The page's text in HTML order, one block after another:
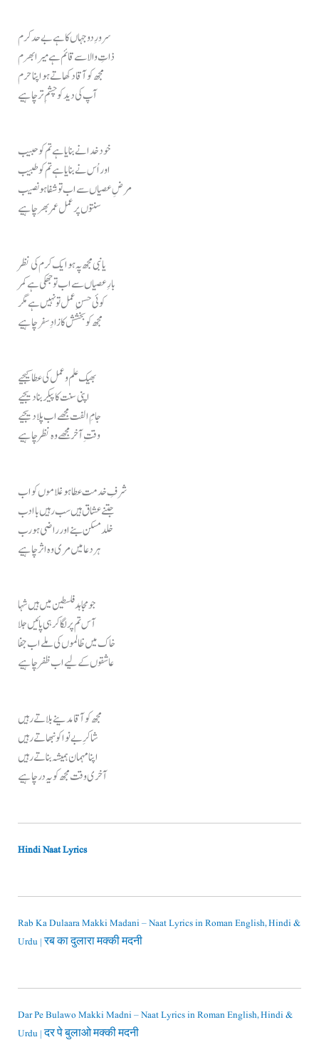
سرورِ دو جہاں کا ہے بے حد کرم
ذاتِ والا سے قائم ہے میرا بھرم
مجھ کو آقا دکھاتے ہو اپنا حرم
آپ کی دید کو چشمِ تر چاہیے
خود خدا نے بنایا ہے تم کو حبیب
اور اُس نے بنایا ہے تم کو طبیب
مرضِ عصیاں سے اب تو شفا ہو نصیب
سنتوں پر عمل عمر بھر چاہیے
یا نبی مجھ پہ ہو ایک کرم کی نظر
بارِ عصیاں سے اب تو جھکی ہے کمر
کوئی حسنِ عمل تو نہیں ہے مگر
مجھ کو بخشش کا زادِ سفر چاہیے
بھیک علم و عمل کی عطا کیجیے
اپنی سنت کا پیکر بنا دیجیے
جامِ الفت مجھے اب پلا دیجیے
وقتِ آخر مجھے وہ نظر چاہیے
شرفِ خدمت عطا ہو غلاموں کو اب
جتنے عشاق ہیں سب رہیں با ادب
خلد مسکن بنے اور راضی ہو رب
ہر دعا میں مری وہ اثر چاہیے
جو مجاہد فلسطین میں ہیں شہا
آس تم پر لگا کر ہی پائیں جلا
خاک میں ظالموں کی ملے اب جفا
عاشقوں کے لیے اب ظفر چاہیے
مجھ کو آقا مدینے بلاتے رہیں
شاکرِ بے نوا کو نبھاتے رہیں
اپنا مہمان ہمیشہ بناتے رہیں
آخری وقت مجھ کو یہ در چاہیے
Hindi Naat Lyrics
Rab Ka Dulaara Makki Madani – Naat Lyrics in Roman English, Hindi &
Urdu | रब का दुलारा मक्की मदनी
Dar Pe Bulawo Makki Madni – Naat Lyrics in Roman English, Hindi &
Urdu | दर पे बुलाओ मक्की मदनी